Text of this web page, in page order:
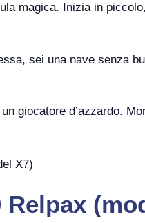
magica. Inizia in
sei una nave senza
giocatore d’azzardo.